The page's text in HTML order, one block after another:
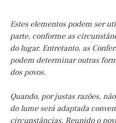
Estes elementos podem ser
parte, conforme as
do lugar. Entretanto, as
podem determinar outras
dos povos.
Quando, por justas razões,
do lume será adaptada
circunstâncias. Reunido o